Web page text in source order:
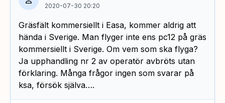
2020-07-30 20:20
Gräsfält kommersiellt i Easa, kommer aldrig att
hända i Sverige. Man flyger inte ens pc12 på gräs
kommersiellt i Sverige. Om vem som ska flyga?
Ja upphandling nr 2 av operatör avbröts utan
förklaring. Många frågor ingen som svarar på
ksa, försök själva….